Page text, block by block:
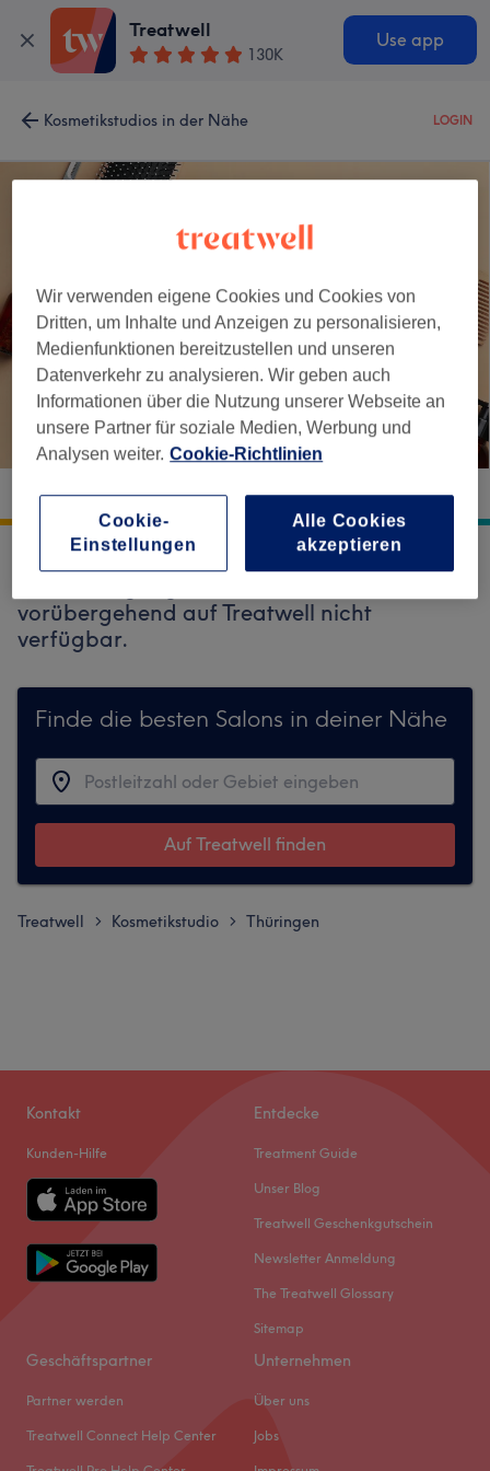
Treatwell
130K
Use app
Kosmetikstudios in der Nähe LOGIN
vorübergehend auf Treatwell nicht
verfügbar.
Finde die besten Salons in deiner Nähe
Auf Treatwell finden
Treatwell > Kosmetikstudio > Thüringen
Kontakt
Kunden-Hilfe
Entdecke
Treatment Guide
Unser Blog
Treatwell Geschenkgutschein
Newsletter Anmeldung
The Treatwell Glossary
Sitemap
Geschäftspartner
Partner werden
Treatwell Connect Help Center
Unternehmen
Über uns
Jobs
Wir verwenden eigene Cookies und Cookies von
Dritten, um Inhalte und Anzeigen zu personalisieren,
Medienfunktionen bereitzustellen und unseren
Datenverkehr zu analysieren. Wir geben auch
Informationen über die Nutzung unserer Webseite an
unsere Partner für soziale Medien, Werbung und
Analysen weiter. Cookie-Richtlinien
Cookie-
Einstellungen
Alle Cookies
akzeptieren